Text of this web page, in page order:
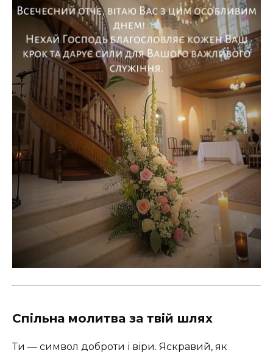
Спільна молитва за твій шлях
Ти — символ доброти і віри. Яскравий, як